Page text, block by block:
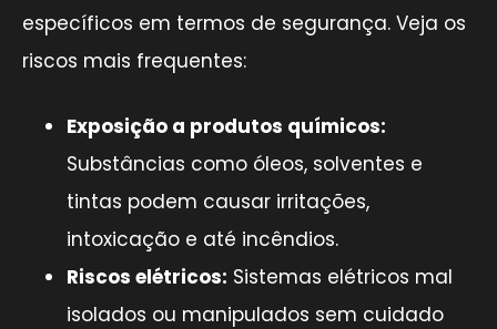
específicos em termos de segurança. Veja os
riscos mais frequentes:
Exposição a produtos químicos:
Substâncias como óleos, solventes e
tintas podem causar irritações,
intoxicação e até incêndios.
Riscos elétricos: Sistemas elétricos mal
isolados ou manipulados sem cuidado